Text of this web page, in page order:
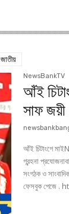
জাতীয়
NewsBankTV
আঁই
সাফ
আঁই চিটাংগে
গ্রন্হনা
সংগঠক ও সাংবাদিক নেতারিয়াজ